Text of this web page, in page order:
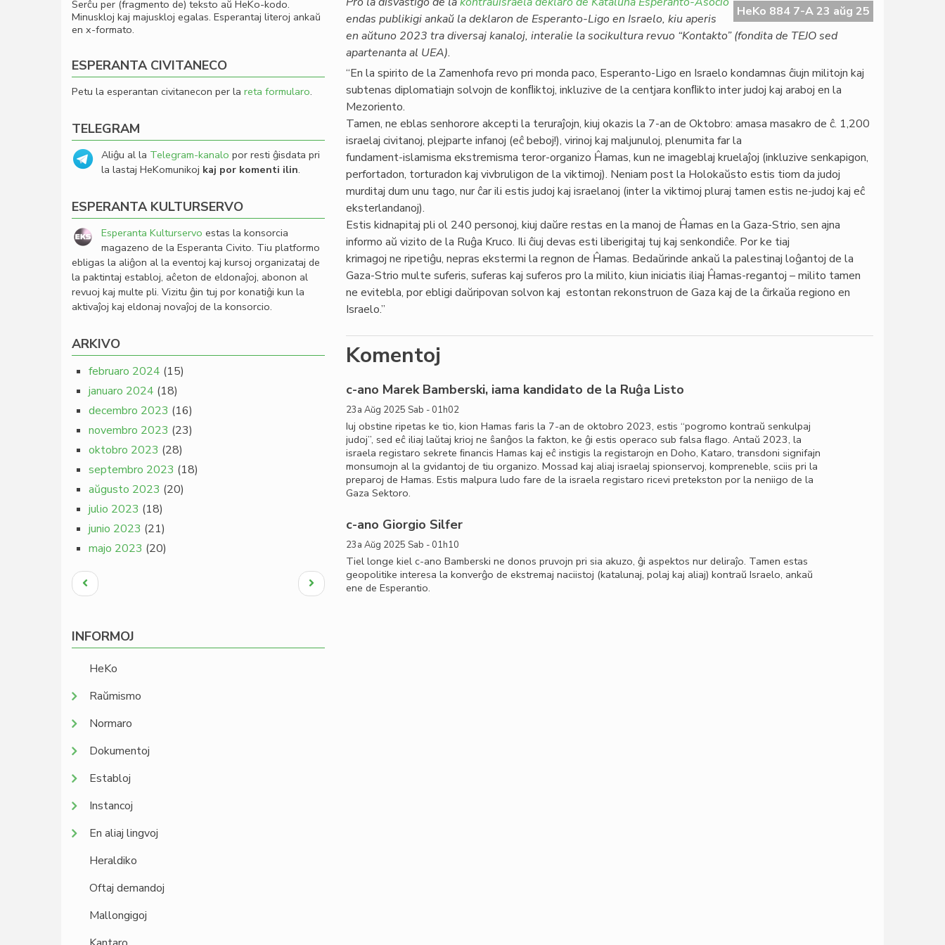
HeKo 884 7-A 23 aŭg 25
endas publikigi ankaŭ la deklaron de Esperanto-Ligo en Israelo, kiu aperis
en aŭtuno 2023 tra diversaj kanaloj, interalie la socikultura revuo “Kontakto” (fondita de TEJO sed
apartenanta al UEA).
“En la spirito de la Zamenhofa revo pri monda paco, Esperanto-Ligo en Israelo kondamnas ĉiujn militojn kaj
subtenas diplomatiajn solvojn de konﬂiktoj, inkluzive de la centjara konﬂikto inter judoj kaj araboj en la
Mezoriento.
Tamen, ne eblas senhorore akcepti la teruraĵojn, kiuj okazis la 7-an de Oktobro: amasa masakro de ĉ. 1,200
israelaj civitanoj, plejparte infanoj (eĉ beboj!), virinoj kaj maljunuloj, plenumita far la
fundament-islamisma ekstremisma teror-organizo Ĥamas, kun ne imageblaj kruelaĵoj (inkluzive senkapigon,
perfortadon, torturadon kaj vivbruligon de la viktimoj). Neniam post la Holokaŭsto estis tiom da judoj
murditaj dum unu tago, nur ĉar ili estis judoj kaj israelanoj (inter la viktimoj pluraj tamen estis ne-judoj kaj eĉ
eksterlandanoj).
Estis kidnapitaj pli ol 240 personoj, kiuj daŭre restas en la manoj de Ĥamas en la Gaza-Strio, sen ajna
informo aŭ vizito de la Ruĝa Kruco. Ili ĉiuj devas esti liberigitaj tuj kaj senkondiĉe. Por ke tiaj
krimagoj ne ripetiĝu, nepras ekstermi la regnon de Ĥamas. Bedaŭrinde ankaŭ la palestinaj loĝantoj de la
Gaza-Strio multe suferis, suferas kaj suferos pro la milito, kiun iniciatis iliaj Ĥamas-regantoj – milito tamen
ne evitebla, por ebligi daŭripovan solvon kaj estontan rekonstruon de Gaza kaj de la ĉirkaŭa regiono en
Israelo.”
Komentoj
c-ano Marek Bamberski, iama kandidato de la Ruĝa Listo
23a Aŭg 2025 Sab - 01h02
Iuj obstine ripetas ke tio, kion Hamas faris la 7-an de oktobro 2023, estis “pogromo kontraŭ senkulpaj
judoj”, sed eĉ iliaj laŭtaj krioj ne ŝanĝos la fakton, ke ĝi estis operaco sub falsa ﬂago. Antaŭ 2023, la
israela registaro sekrete ﬁnancis Hamas kaj eĉ instigis la registarojn en Doho, Kataro, transdoni signifajn
monsumojn al la gvidantoj de tiu organizo. Mossad kaj aliaj israelaj spionservoj, kompreneble, sciis pri la
preparoj de Hamas. Estis malpura ludo fare de la israela registaro ricevi pretekston por la neniigo de la
Gaza Sektoro.
c-ano Giorgio Silfer
23a Aŭg 2025 Sab - 01h10
Tiel longe kiel c-ano Bamberski ne donos pruvojn pri sia akuzo, ĝi aspektos nur deliraĵo. Tamen estas
geopolitike interesa la konverĝo de ekstremaj naciistoj (katalunaj, polaj kaj aliaj) kontraŭ Israelo, ankaŭ
ene de Esperantio.
Serĉu per (fragmento de) teksto aŭ HeKo-kodo.
Minuskloj kaj majuskloj egalas. Esperantaj literoj ankaŭ
en x-formato.
ESPERANTA CIVITANECO
Petu la esperantan civitanecon per la reta formularo.
TELEGRAM
Aliĝu al la Telegram-kanalo por resti ĝisdata pri
la lastaj HeKomunikoj kaj por komenti ilin.
ESPERANTA KULTURSERVO
Esperanta Kulturservo estas la konsorcia
magazeno de la Esperanta Civito. Tiu platformo
ebligas la aliĝon al la eventoj kaj kursoj organizataj de
la paktintaj establoj, aĉeton de eldonaĵoj, abonon al
revuoj kaj multe pli. Vizitu ĝin tuj por konatiĝi kun la
aktivaĵoj kaj eldonaj novaĵoj de la konsorcio.
ARKIVO
februaro 2024 (15)
januaro 2024 (18)
decembro 2023 (16)
novembro 2023 (23)
oktobro 2023 (28)
septembro 2023 (18)
aŭgusto 2023 (20)
julio 2023 (18)
junio 2023 (21)
majo 2023 (20)
Pagination
Antaŭa
paĝo
Next
page
INFORMOJ
HeKo
Raŭmismo
Normaro
Dokumentoj
Establoj
Instancoj
En aliaj lingvoj
Heraldiko
Oftaj demandoj
Mallongigoj